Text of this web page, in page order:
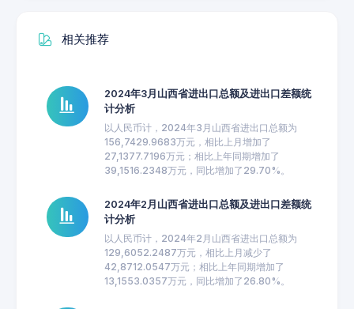
相关推荐
2024年3月山西省进出口总额及进出口差额统
计分析
以人民币计，2024年3月山西省进出口总额为
156,7429.9683万元，相比上月增加了
27,1377.7196万元；相比上年同期增加了
39,1516.2348万元，同比增加了29.70%。
2024年2月山西省进出口总额及进出口差额统
计分析
以人民币计，2024年2月山西省进出口总额为
129,6052.2487万元，相比上月减少了
42,8712.0547万元；相比上年同期增加了
13,1553.0357万元，同比增加了26.80%。